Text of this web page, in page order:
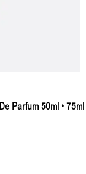
Parfum 50ml • 75ml